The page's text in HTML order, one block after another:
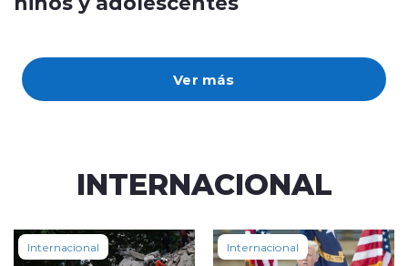
Ver más
INTERNACIONAL
Internacional Internacional